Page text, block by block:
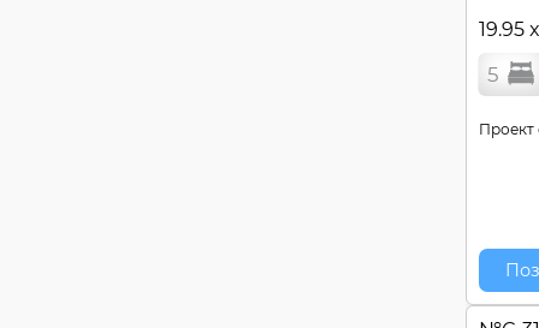
19.95
5
Проект